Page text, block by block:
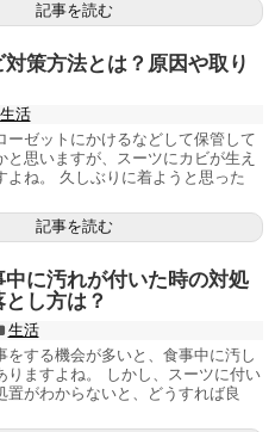
記事を読む
策方法とは？原因や取り
生活
ーゼットにかけるなどして保管して
と思いますが、スーツにカビが生え
よね。 久しぶりに着ようと思った
記事を読む
中に汚れが付いた時の対処
し方は？
生活
をする機会が多いと、食事中に汚し
りますよね。 しかし、スーツに付い
置がわからないと、どうすれば良